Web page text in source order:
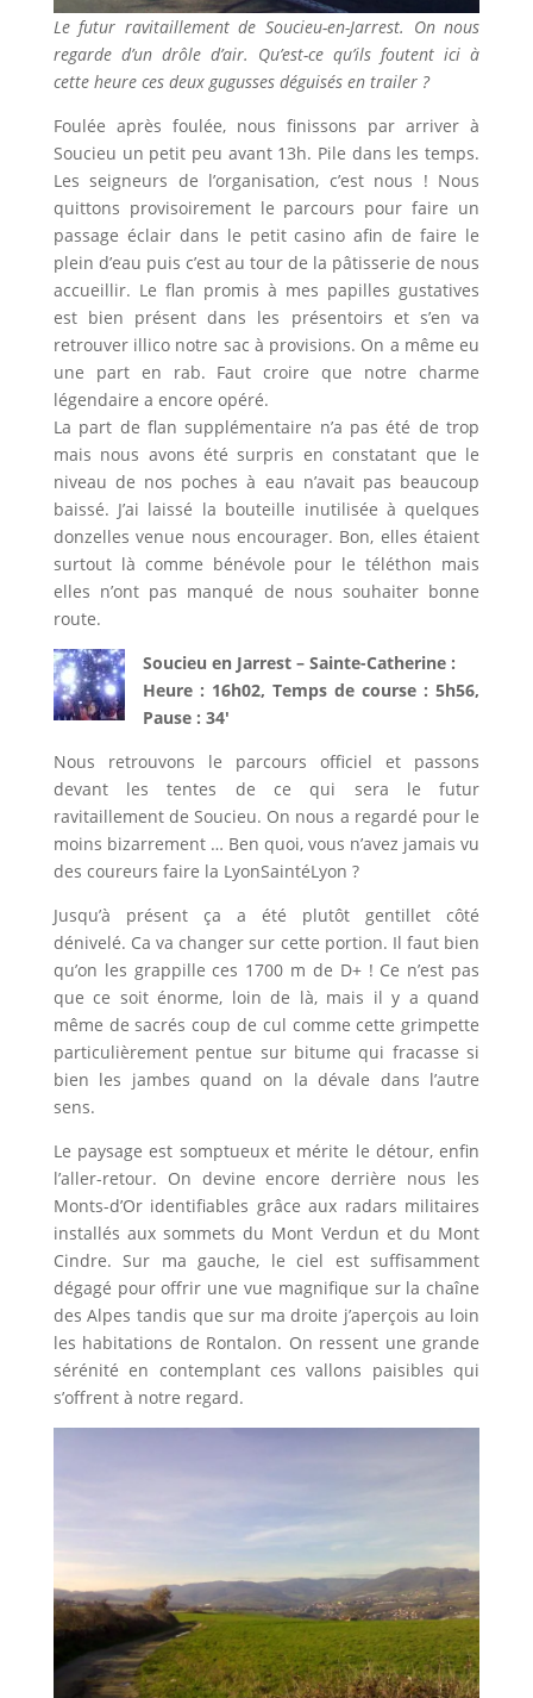
Le futur ravitaillement de Soucieu-en-Jarrest. On nous
regarde d’un drôle d’air. Qu’est-ce qu’ils foutent ici à
cette heure ces deux gugusses déguisés en trailer ?
Foulée après foulée, nous finissons par arriver à
Soucieu un petit peu avant 13h. Pile dans les temps.
Les seigneurs de l’organisation, c’est nous ! Nous
quittons provisoirement le parcours pour faire un
passage éclair dans le petit casino afin de faire le
plein d’eau puis c’est au tour de la pâtisserie de nous
accueillir. Le flan promis à mes papilles gustatives
est bien présent dans les présentoirs et s’en va
retrouver illico notre sac à provisions. On a même eu
une part en rab. Faut croire que notre charme
légendaire a encore opéré.
La part de flan supplémentaire n’a pas été de trop
mais nous avons été surpris en constatant que le
niveau de nos poches à eau n’avait pas beaucoup
baissé. J’ai laissé la bouteille inutilisée à quelques
donzelles venue nous encourager. Bon, elles étaient
surtout là comme bénévole pour le téléthon mais
elles n’ont pas manqué de nous souhaiter bonne
route.
Soucieu en Jarrest – Sainte-Catherine :
Heure : 16h02, Temps de course : 5h56,
Pause : 34′
Nous retrouvons le parcours officiel et passons
devant les tentes de ce qui sera le futur
ravitaillement de Soucieu. On nous a regardé pour le
moins bizarrement … Ben quoi, vous n’avez jamais vu
des coureurs faire la LyonSaintéLyon ?
Jusqu’à présent ça a été plutôt gentillet côté
dénivelé. Ca va changer sur cette portion. Il faut bien
qu’on les grappille ces 1700 m de D+ ! Ce n’est pas
que ce soit énorme, loin de là, mais il y a quand
même de sacrés coup de cul comme cette grimpette
particulièrement pentue sur bitume qui fracasse si
bien les jambes quand on la dévale dans l’autre
sens.
Le paysage est somptueux et mérite le détour, enfin
l’aller-retour. On devine encore derrière nous les
Monts-d’Or identifiables grâce aux radars militaires
installés aux sommets du Mont Verdun et du Mont
Cindre. Sur ma gauche, le ciel est suffisamment
dégagé pour offrir une vue magnifique sur la chaîne
des Alpes tandis que sur ma droite j’aperçois au loin
les habitations de Rontalon. On ressent une grande
sérénité en contemplant ces vallons paisibles qui
s’offrent à notre regard.